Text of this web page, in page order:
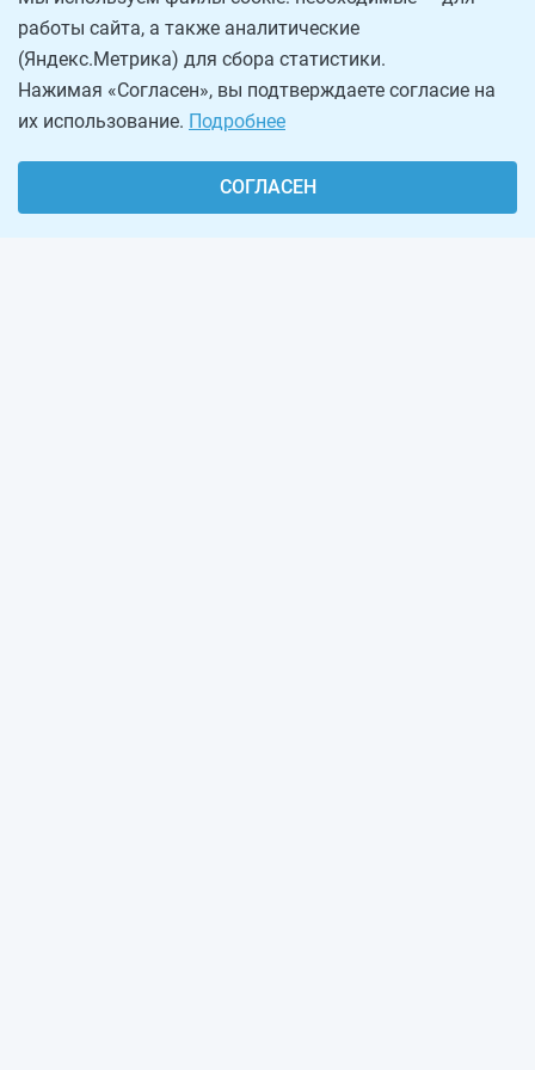
работы сайта, а также аналитические
(Яндекс.Метрика) для сбора статистики.
Нажимая «Согласен», вы подтверждаете согласие на
их использование. Подробнее
СОГЛАСЕН